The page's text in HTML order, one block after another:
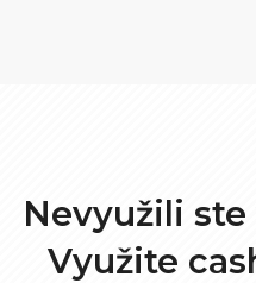
Nevyužili
Využite